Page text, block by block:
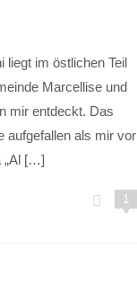
liegt im östlichen Teil
Marcellise und
mir entdeckt. Das
aufgefallen als mir vor
„Al […]
1